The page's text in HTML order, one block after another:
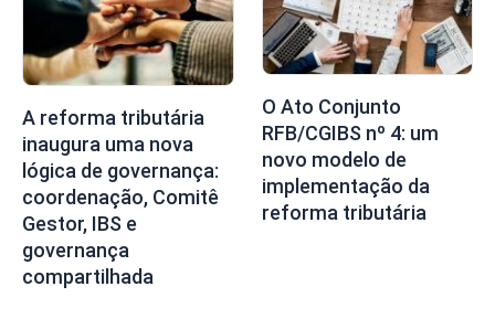
A reforma tributária
inaugura uma nova
lógica de governança:
coordenação, Comitê
Gestor, IBS e
governança
compartilhada
O Ato Conjunto
RFB/CGIBS nº 4: um
novo modelo de
implementação da
reforma tributária